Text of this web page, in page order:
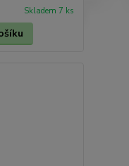
Skladem 7 ks